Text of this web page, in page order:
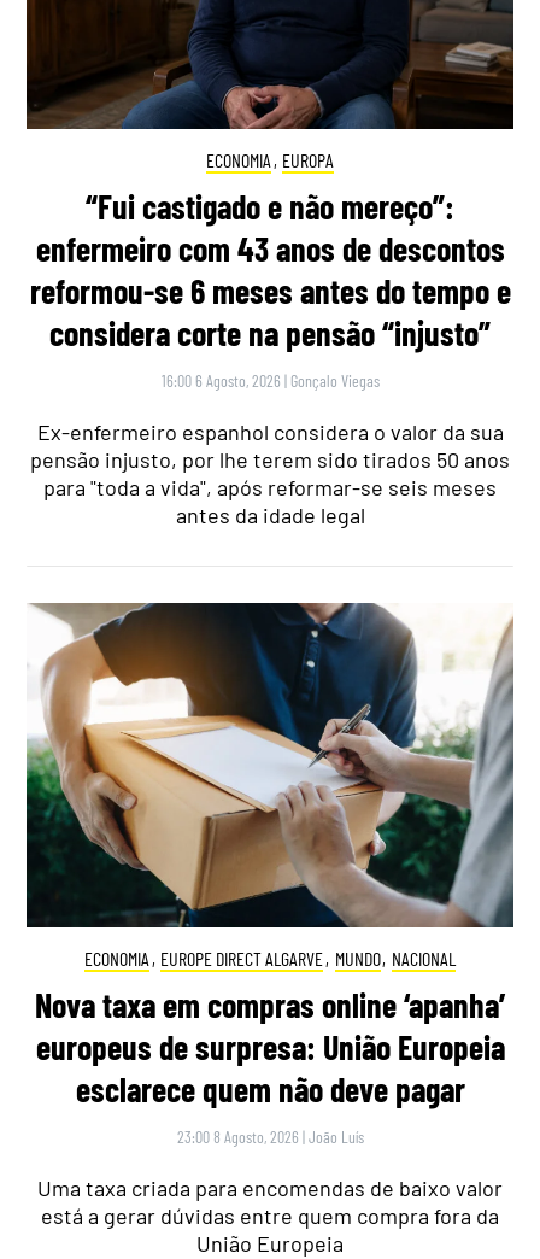
ECONOMIA , EUROPA
“Fui castigado e não mereço”:
enfermeiro com 43 anos de descontos
reformou-se 6 meses antes do tempo e
considera corte na pensão “injusto”
16:00 6 Agosto, 2026 | Gonçalo Viegas
Ex-enfermeiro espanhol considera o valor da sua
pensão injusto, por lhe terem sido tirados 50 anos
para "toda a vida", após reformar-se seis meses
antes da idade legal
ECONOMIA , EUROPE DIRECT ALGARVE, MUNDO, NACIONAL
Nova taxa em compras online ‘apanha’
europeus de surpresa: União Europeia
esclarece quem não deve pagar
23:00 8 Agosto, 2026 |João Luís
Uma taxa criada para encomendas de baixo valor
está a gerar dúvidas entre quem compra fora da
União Europeia